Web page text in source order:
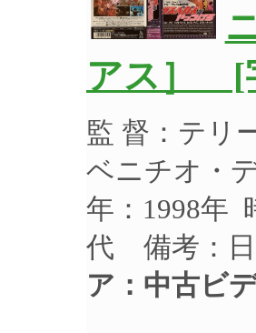
アス］ [
監 督：テリ
ベニチオ・
年：1998年
代 備考：日
ア：中古ビ